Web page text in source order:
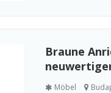
Braune
Möbel